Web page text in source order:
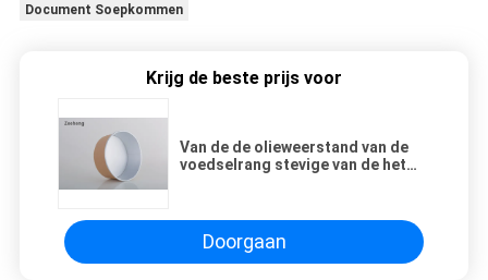
Document Soepkommen
Krijg de beste prijs voor
Van de de olieweerstand van de
voedselrang stevige van de het
Doorgaan